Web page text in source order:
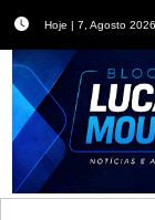
Hoje | 7, Agosto 2026